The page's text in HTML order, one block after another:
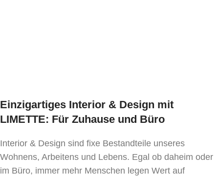
Einzigartiges Interior & Design mit
LIMETTE: Für Zuhause und Büro
Interior & Design sind fixe Bestandteile unseres
Wohnens, Arbeitens und Lebens. Egal ob daheim oder
im Büro, immer mehr Menschen legen Wert auf